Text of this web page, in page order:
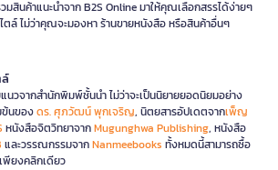
วมสินค้าแนะนำจาก B2S Online มาให้คุณเลือกสรรได้ง่ายๆ
ล์ ไม่ว่าคุณจะมองหา ร้านขายหนังสือ หรือสินค้าอื่นๆ
นวจากสำนักพิมพ์ชั้นนำ ไม่ว่าจะเป็นนิยายยอดนิยมอย่าง
ข้นของดร. ศุภวัฒน์ พุกเจริญ, นิตยสารอัปเดตจากเพ็ญ
หนังสือจิตวิทยาจากMugunghwa Publishing, หนังสือ
และวรรณกรรมจากNanmeebooks ทั้งหมดนี้สามารถซื้อ
พียงคลิกเดียว